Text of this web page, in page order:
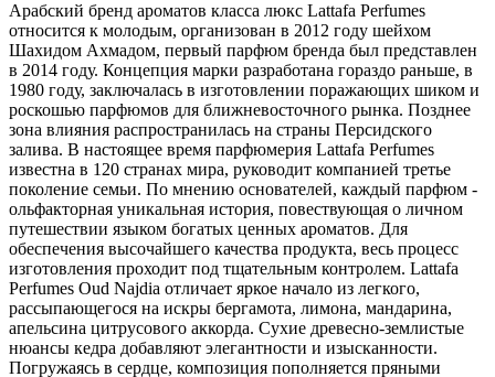
Арабский бренд ароматов класса люкс Lattafa Perfumes
относится к молодым, организован в 2012 году шейхом
Шахидом Ахмадом, первый парфюм бренда был представлен
в 2014 году. Концепция марки разработана гораздо раньше, в
1980 году, заключалась в изготовлении поражающих шиком и
роскошью парфюмов для ближневосточного рынка. Позднее
зона влияния распространилась на страны Персидского
залива. В настоящее время парфюмерия Lattafa Perfumes
известна в 120 странах мира, руководит компанией третье
поколение семьи. По мнению основателей, каждый парфюм -
ольфакторная уникальная история, повествующая о личном
путешествии языком богатых ценных ароматов. Для
обеспечения высочайшего качества продукта, весь процесс
изготовления проходит под тщательным контролем. Lattafa
Perfumes Oud Najdia отличает яркое начало из легкого,
рассыпающегося на искры бергамота, лимона, мандарина,
апельсина цитрусового аккорда. Сухие древесно-землистые
нюансы кедра добавляют элегантности и изысканности.
Погружаясь в сердце, композиция пополняется пряными